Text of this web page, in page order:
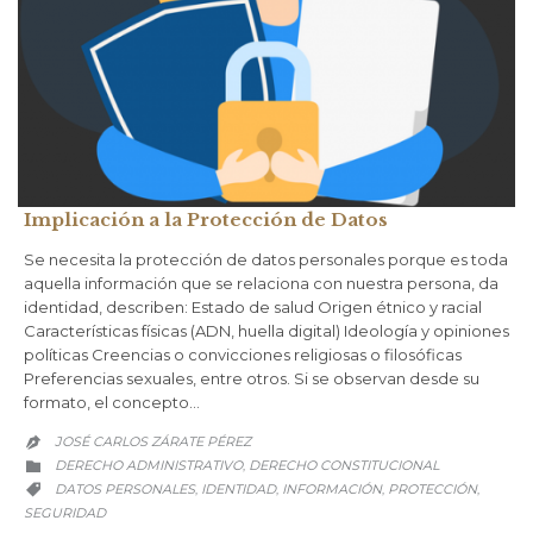
Implicación a la Protección de Datos
Se necesita la protección de datos personales porque es toda
aquella información que se relaciona con nuestra persona, da
identidad, describen: Estado de salud Origen étnico y racial
Características físicas (ADN, huella digital) Ideología y opiniones
políticas Creencias o convicciones religiosas o filosóficas
Preferencias sexuales, entre otros. Si se observan desde su
formato, el concepto…
 JOSÉ CARLOS ZÁRATE PÉREZ
 CATEGORY
DERECHO ADMINISTRATIVO, DERECHO CONSTITUCIONAL
 CATEGORY
DATOS PERSONALES, IDENTIDAD, INFORMACIÓN, PROTECCIÓN,
SEGURIDAD